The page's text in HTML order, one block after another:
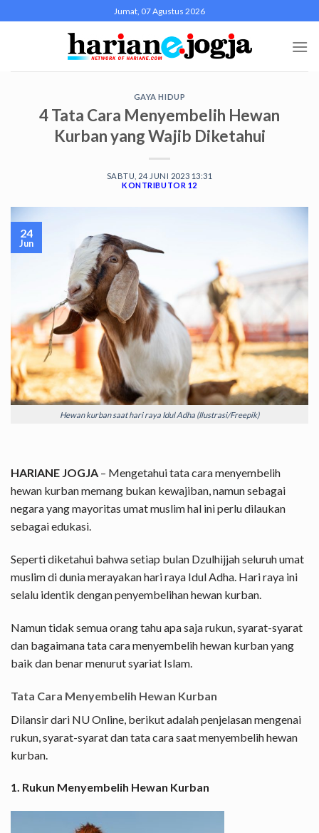
to
Jumat, 07 Agustus 2026
GAYA HIDUP
4 Tata Cara Menyembelih Hewan
Kurban yang Wajib Diketahui
SABTU, 24 JUNI 2023 13:31
KONTRIBUTOR 12
Hewan kurban saat hari raya Idul Adha (Ilustrasi/Freepik)
24
Jun
HARIANE JOGJA – Mengetahui tata cara menyembelih
hewan kurban memang bukan kewajiban, namun sebagai
negara yang mayoritas umat muslim hal ini perlu dilaukan
sebagai edukasi.
Seperti diketahui bahwa setiap bulan Dzulhijjah seluruh umat
muslim di dunia merayakan hari raya Idul Adha. Hari raya ini
selalu identik dengan penyembelihan hewan kurban.
Namun tidak semua orang tahu apa saja rukun, syarat-syarat
dan bagaimana tata cara menyembelih hewan kurban yang
baik dan benar menurut syariat Islam.
Tata Cara Menyembelih Hewan Kurban
Dilansir dari NU Online, berikut adalah penjelasan mengenai
rukun, syarat-syarat dan tata cara saat menyembelih hewan
kurban.
1. Rukun Menyembelih Hewan Kurban